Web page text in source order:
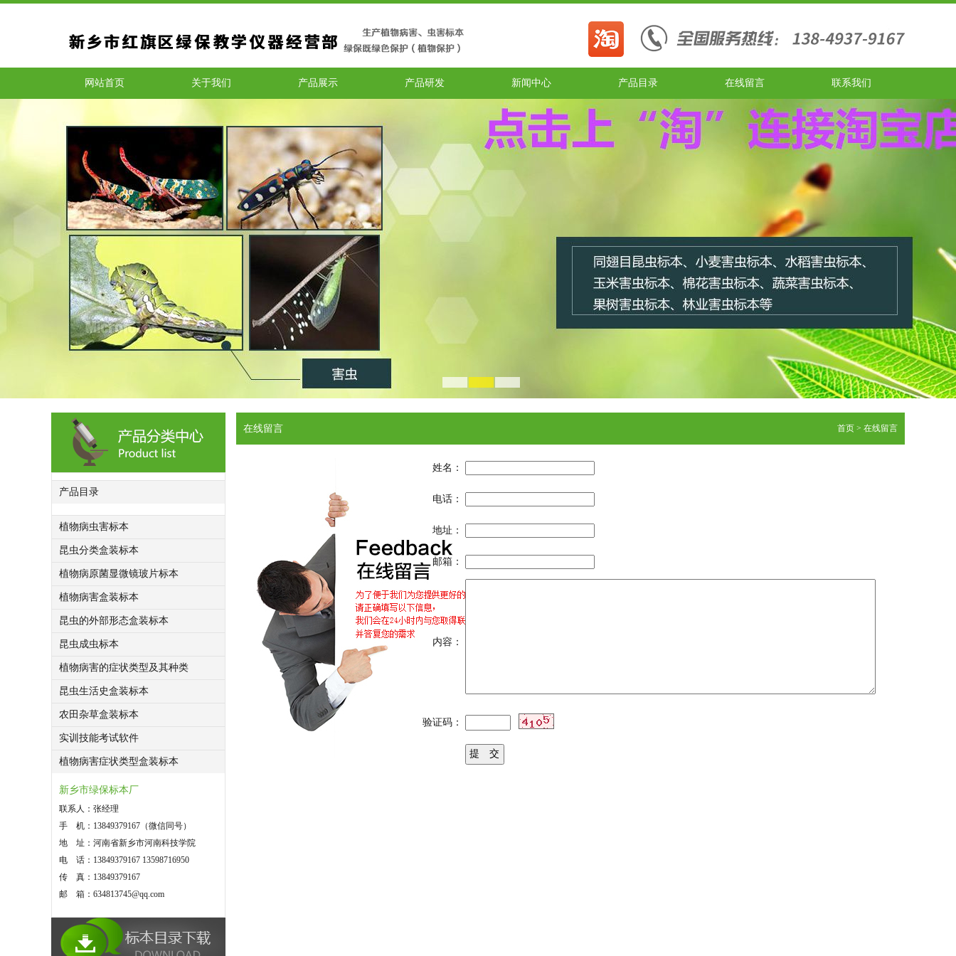
网站首页 关于我们 产品展示 产品研发 新闻中心 产品目录 在线留言 联系我们
产品目录
植物病虫害标本
昆虫分类盒装标本
植物病原菌显微镜玻片标本
植物病害盒装标本
昆虫的外部形态盒装标本
昆虫成虫标本
植物病害的症状类型及其种类
昆虫生活史盒装标本
农田杂草盒装标本
实训技能考试软件
植物病害症状类型盒装标本
新乡市绿保标本厂
联系人：张经理
手 机：13849379167（微信同号）
地 址：河南省新乡市河南科技学院
电 话：13849379167 13598716950
传 真：13849379167
邮 箱：634813745@qq.com
在线留言 首页 > 在线留言
姓名：
电话：
地址：
邮箱：
内容：
验证码：